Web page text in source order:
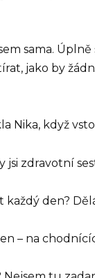
sama.
jako by
Nika, když
jsi zdravotní
každý den?
– na